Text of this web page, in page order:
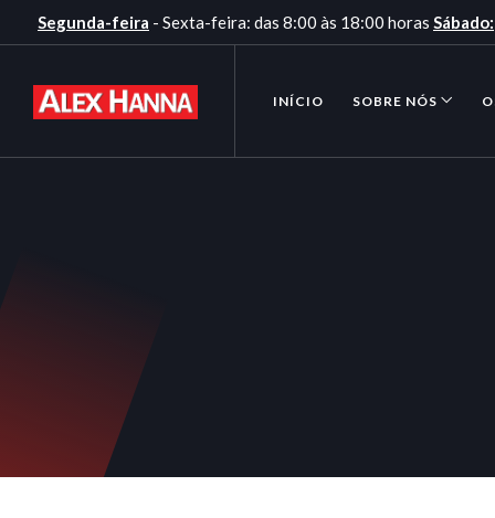
Segunda-feira - Sexta-feira: das 8:00 às 18:00 horas Sábado:
INÍCIO SOBRE NÓS